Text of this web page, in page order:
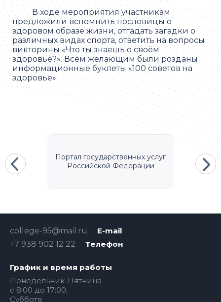
В ходе мероприятия участникам
предложили вспомнить пословицы о
здоровом образе жизни, отгадать загадки о
различных видах спорта, ответить на вопросы
викторины «Что ты знаешь о своём
здоровье?». Всем желающим были розданы
информационные буклеты «100 советов на
здоровье».
Портал государственных услуг
Российской Федерации
E-mail
college-95@mail.ru
Телефон
+7 938 902 12 22
График и время работы
Понедельник-Пятница
с 8:00 до 17:00,
Суббота